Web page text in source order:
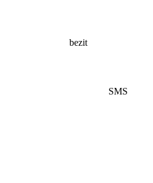
bezit
SMS